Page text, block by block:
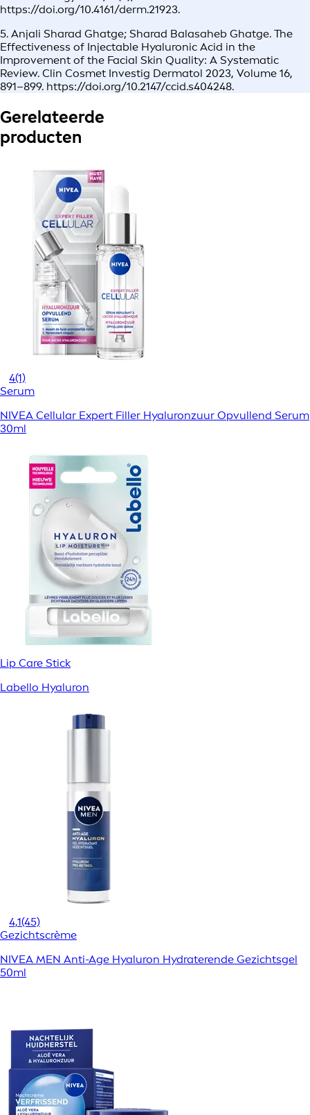
https://doi.org/10.4161/derm.21923.
5. Anjali Sharad Ghatge; Sharad Balasaheb Ghatge. The
Effectiveness of Injectable Hyaluronic Acid in the
Improvement of the Facial Skin Quality: A Systematic
Review. Clin Cosmet Investig Dermatol 2023, Volume 16,
891–899. https://doi.org/10.2147/ccid.s404248.
Gerelateerde
producten
4(1)
Serum
NIVEA Cellular Expert Filler Hyaluronzuur Opvullend Serum
30ml
Lip Care Stick
Labello Hyaluron
4,1(45)
Gezichtscrème
NIVEA MEN Anti-Age Hyaluron Hydraterende Gezichtsgel
50ml